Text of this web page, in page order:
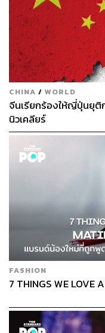
CHINA / WORLD
จีนเรียกร้องให้ญี่ปุ่นยุติ
นิวเคลียร์
FASHION
7 THINGS WE LOVE